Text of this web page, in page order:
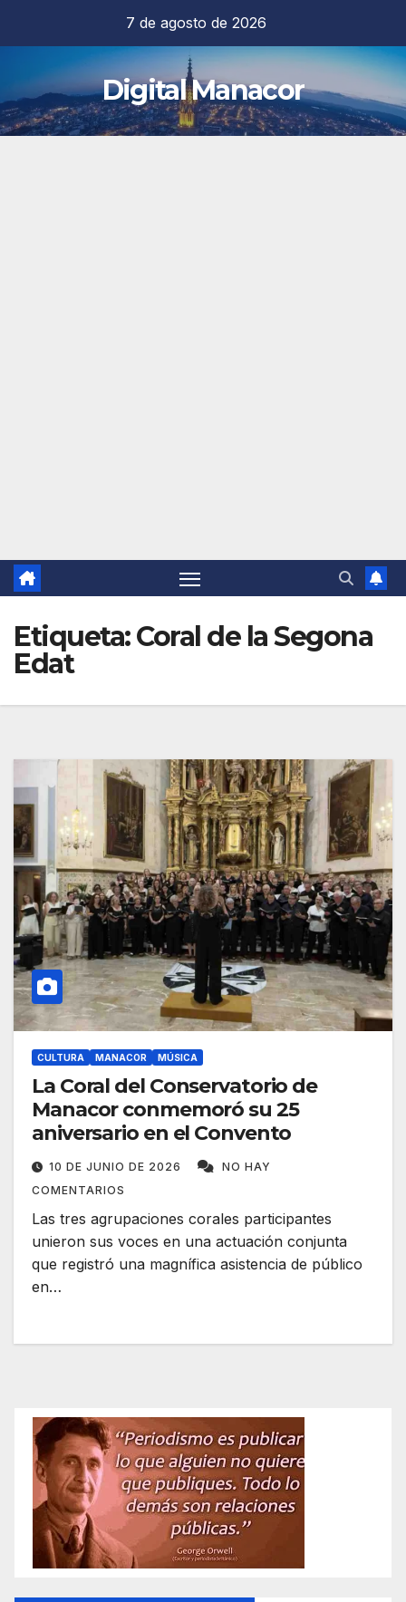
contenido
7 de agosto de 2026
Digital Manacor
Etiqueta:Coral de la Segona
Edat
CULTURA MANACOR MÚSICA
La Coral del Conservatorio de
Manacor conmemoró su 25
aniversario en el Convento
10 DE JUNIO DE 2026
NO HAY
COMENTARIOS
Las tres agrupaciones corales participantes
unieron sus voces en una actuación conjunta
que registró una magnífica asistencia de público
en…